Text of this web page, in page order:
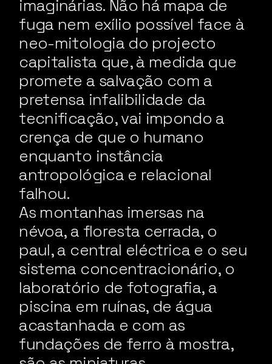
imaginárias. Não há mapa de
fuga nem exílio possível face à
neo-mitologia do projecto
capitalista que, à medida que
promete a salvação com a
pretensa infalibilidade da
tecnificação, vai impondo a
crença de que o humano
enquanto instância
antropológica e relacional
falhou.
As montanhas imersas na
névoa, a floresta cerrada, o
paul, a central eléctrica e o seu
sistema concentracionário, o
laboratório de fotografia, a
piscina em ruínas, de água
acastanhada e com as
fundações de ferro à mostra,